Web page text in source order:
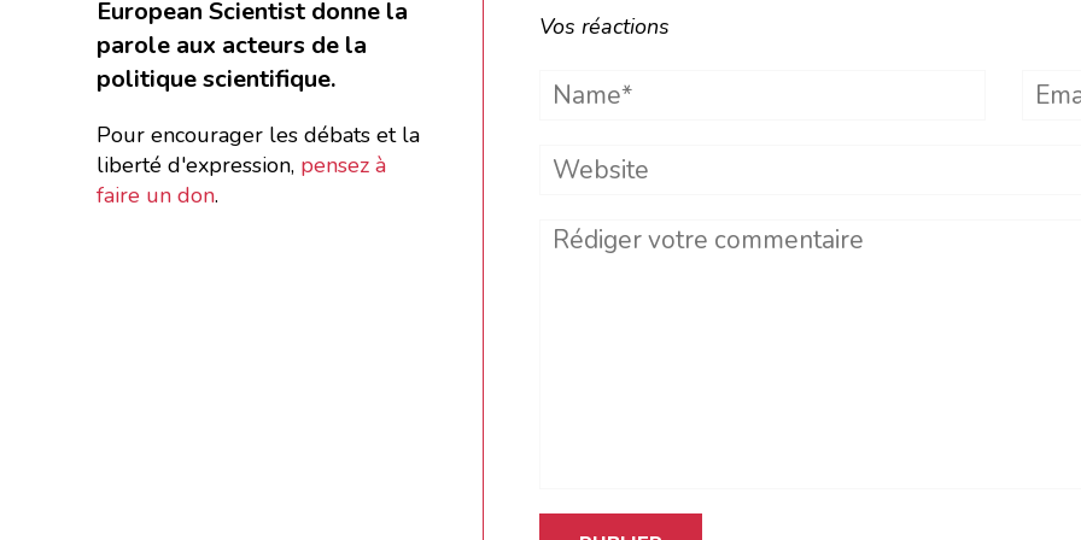
Vos réactions
Name*
Website
Comment
European Scientist donne la
parole aux acteurs de la
politique scientifique.
Pour encourager les débats et la
liberté d'expression, pensez à
faire un don.